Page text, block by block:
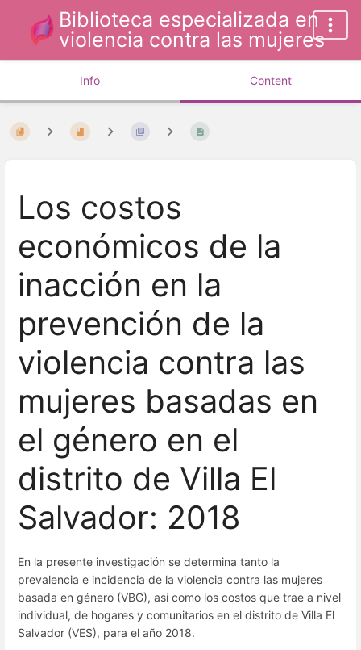
Biblioteca especializada en
violencia contra las mujeres
Info Content
Los costos
económicos de la
inacción en la
prevención de la
violencia contra las
mujeres basadas en
el género en el
distrito de Villa El
Salvador: 2018
En la presente investigación se determina tanto la
prevalencia e incidencia de la violencia contra las mujeres
basada en género (VBG), así como los costos que trae a nivel
individual, de hogares y comunitarios en el distrito de Villa El
Salvador (VES), para el año 2018.